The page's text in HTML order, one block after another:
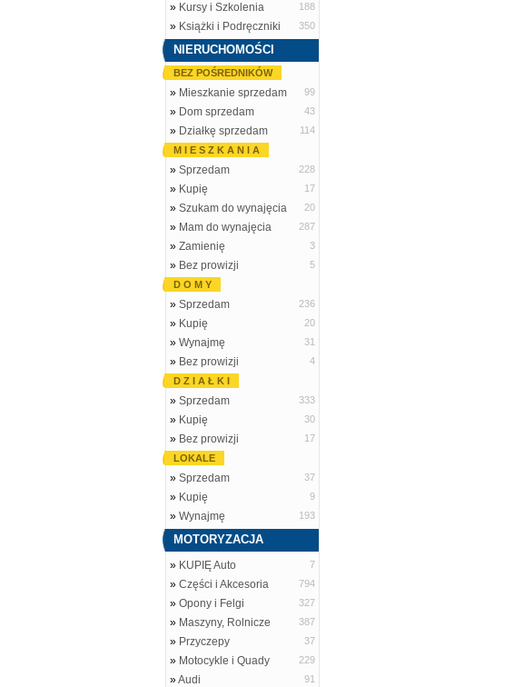
» Kursy i Szkolenia 188
» Książki i Podręczniki 350
NIERUCHOMOŚCI
BEZ POŚREDNIKÓW
» Mieszkanie sprzedam 99
» Dom sprzedam 43
» Działkę sprzedam
114
M I E S Z K A N I A
» Sprzedam 228
» Kupię 17
» Szukam do wynajęcia 20
» Mam do wynajęcia 287
» Zamienię 3
» Bez prowizji
5
D O M Y
» Sprzedam 236
» Kupię 20
» Wynajmę 31
» Bez prowizji
4
D Z I A Ł K I
» Sprzedam 333
» Kupię 30
» Bez prowizji
17
LOKALE
» Sprzedam 37
» Kupię 9
» Wynajmę 193
MOTORYZACJA
» KUPIĘ Auto 7
» Części i Akcesoria 794
» Opony i Felgi 327
» Maszyny, Rolnicze 387
» Przyczepy 37
» Motocykle i Quady 229
»Audi 91